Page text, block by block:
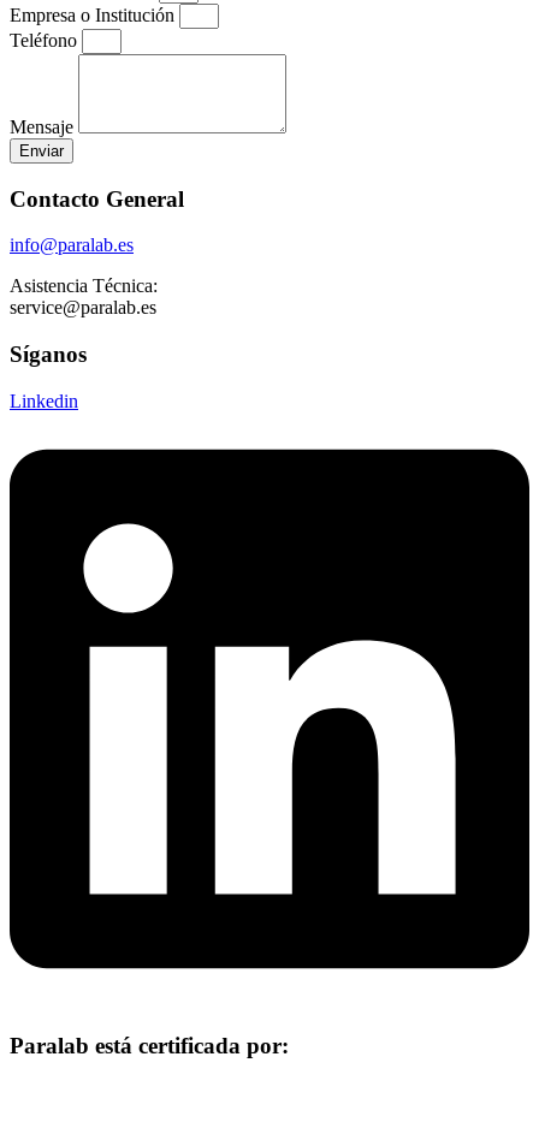
Empresa o Institución
Teléfono
Mensaje
Enviar
Contacto General
info@paralab.es
Asistencia Técnica:
service@paralab.es
Síganos
Linkedin
Paralab está certificada por: